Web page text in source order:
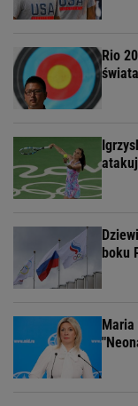
Rio
boku
Maria